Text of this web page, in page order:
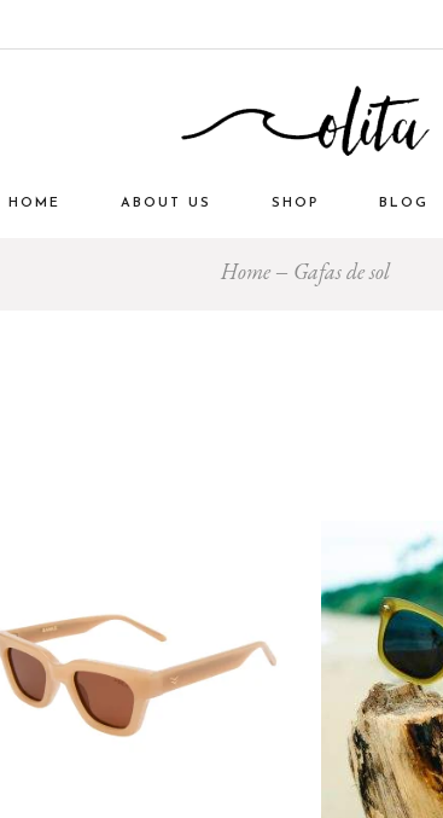
HOME ABOUT US SHOP BLOG
Home Gafas de sol